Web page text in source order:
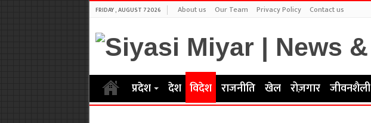
FRIDAY , AUGUST 7 2026 About us Our Team Privacy Policy Contact us
प्रदेश देश विदेश राजनीति खेल रोज़गार जीवनशैली